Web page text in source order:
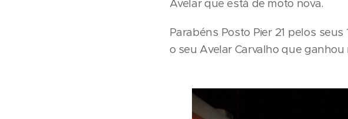
Avelar que está de moto nova.
Parabéns Posto Pier 21 pelos
o seu Avelar Carvalho que ganhou